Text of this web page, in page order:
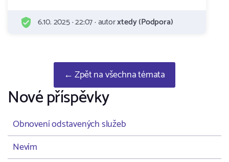
6.10. 2025 · 22:07 · autorxtedy (Podpora)
← Zpět na všechna témata
Nové příspěvky
Obnovení odstavených služeb
Nevím